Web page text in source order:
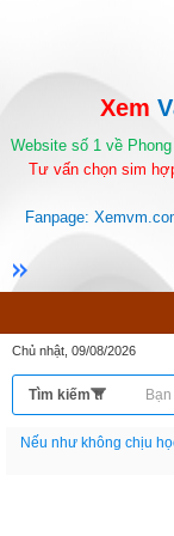
Xem
Website số 1 về
Tư vấn chọn sim
Fanpage:
Chủ nhật, 09/08/2026
Nếu như không chịu